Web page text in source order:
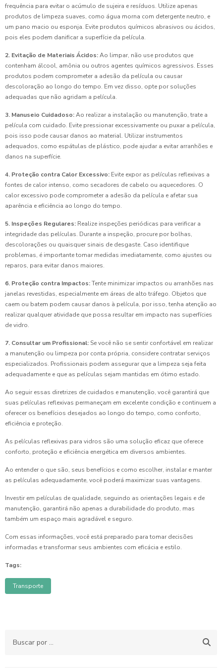
frequência para evitar o acúmulo de sujeira e resíduos. Utilize apenas
produtos de limpeza suaves, como água morna com detergente neutro, e
um pano macio ou esponja. Evite produtos químicos abrasivos ou ácidos,
pois eles podem danificar a superfície da película.
2. Evitação de Materiais Ácidos:Ao limpar, não use produtos que
contenham álcool, amônia ou outros agentes químicos agressivos. Esses
produtos podem comprometer a adesão da película ou causar
descoloração ao longo do tempo. Em vez disso, opte por soluções
adequadas que não agridam a película.
3. Manuseio Cuidadoso:Ao realizar a instalação ou manutenção, trate a
película com cuidado. Evite pressionar excessivamente ou puxar a película,
pois isso pode causar danos ao material. Utilizar instrumentos
adequados, como espátulas de plástico, pode ajudar a evitar arranhões e
danos na superfície.
4. Proteção contra Calor Excessivo: Evite expor as películas reflexivas a
fontes de calor intenso, como secadores de cabelo ou aquecedores. O
calor excessivo pode comprometer a adesão da película e afetar sua
aparência e eficiência ao longo do tempo.
5. Inspeções Regulares: Realize inspeções periódicas para verificar a
integridade das películas. Durante a inspeção, procure por bolhas,
descolorações ou quaisquer sinais de desgaste. Caso identifique
problemas, é importante tomar medidas imediatamente, como ajustes ou
reparos, para evitar danos maiores.
6. Proteção contra Impactos:Tente minimizar impactos ou arranhões nas
janelas revestidas, especialmente em áreas de alto tráfego. Objetos que
caem ou batem podem causar danos à película, por isso, tenha atenção ao
realizar qualquer atividade que possa resultar em impacto nas superfícies
de vidro.
7. Consultar um Profissional: Se você não se sentir confortável em realizar
a manutenção ou limpeza por conta própria, considere contratar serviços
especializados. Profissionais podem assegurar que a limpeza seja feita
adequadamente e que as películas sejam mantidas em ótimo estado.
Ao seguir essas diretrizes de cuidados e manutenção, você garantirá que
suas películas reflexivas permaneçam em excelente condição e continuem a
oferecer os benefícios desejados ao longo do tempo, como conforto,
eficiência e proteção.
As películas reflexivas para vidros são uma solução eficaz que oferece
conforto, proteção e eficiência energética em diversos ambientes.
Ao entender o que são, seus benefícios e como escolher, instalar e manter
as películas adequadamente, você poderá maximizar suas vantagens.
Investir em películas de qualidade, seguindo as orientações legais e de
manutenção, garantirá não apenas a durabilidade do produto, mas
também um espaço mais agradável e seguro.
Com essas informações, você está preparado para tomar decisões
informadas e transformar seus ambientes com eficácia e estilo.
Tags:
Transporte